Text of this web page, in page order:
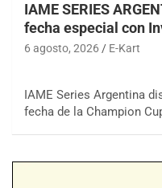
IAME SERIES
fecha especial con
6 agosto, 2026 E-Kart
IAME Series Argentina
fecha de la Champion